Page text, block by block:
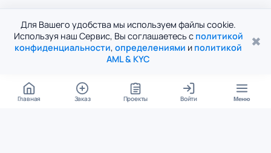
Для Вашего удобства мы используем файлы cookie.
Используя наш Сервис, Вы соглашаетесь с политикой
конфиденциальности, определениями и политикой
AML & KYC
✖
Главная Заказ Проекты Войти Меню